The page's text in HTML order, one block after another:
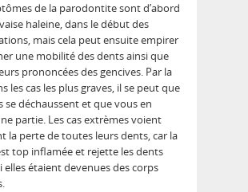
de la parodontite sont d’abord
haleine, dans le début des
mais cela peut ensuite empirer
une mobilité des dents ainsi que
prononcées des gencives. Par la
les cas les plus graves, il se peut que
se déchaussent et que vous en
partie. Les cas extrèmes voient
la perte de toutes leurs dents, car la
top inflamée et rejette les dents
elles étaient devenues des corps